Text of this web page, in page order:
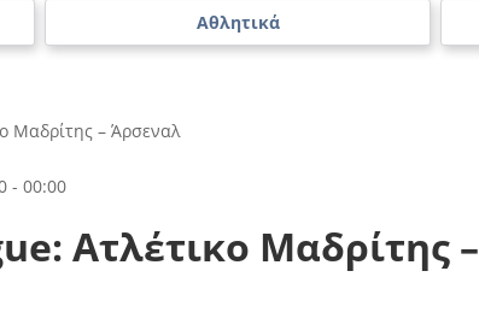
Αθλητικά
Μαδρίτης – Άρσεναλ
- 00:00
Ατλέτικο Μαδρίτης –